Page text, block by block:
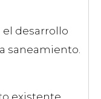
el desarrollo
saneamiento.
existente.